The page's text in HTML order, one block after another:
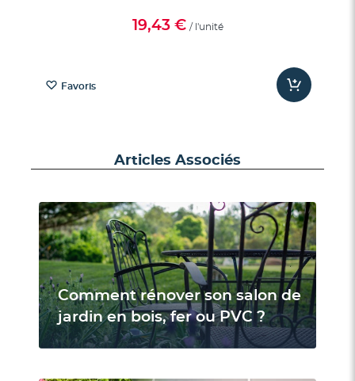
19,43 € / l'unité
Favoris
Articles Associés
Comment rénover son salon de
jardin en bois, fer ou PVC ?